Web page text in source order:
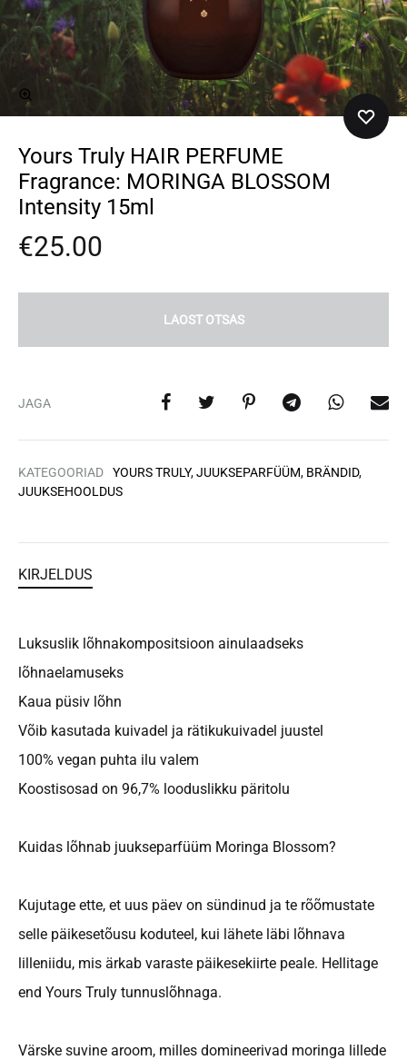
Yours Truly HAIR PERFUME
Fragrance: MORINGA BLOSSOM
Intensity 15ml
€25.00
LAOST OTSAS
JAGA
KATEGOORIAD YOURS TRULY,JUUKSEPARFÜÜM, BRÄNDID,
JUUKSEHOOLDUS
KIRJELDUS
Luksuslik lõhnakompositsioon ainulaadseks
lõhnaelamuseks
Kaua püsiv lõhn
Võib kasutada kuivadel ja rätikukuivadel juustel
100% vegan puhta ilu valem
Koostisosad on 96,7% looduslikku päritolu
Kuidas lõhnab juukseparfüüm Moringa Blossom?
Kujutage ette, et uus päev on sündinud ja te rõõmustate
selle päikesetõusu koduteel, kui lähete läbi lõhnava
lilleniidu, mis ärkab varaste päikesekiirte peale. Hellitage
end Yours Truly tunnuslõhnaga.
Värske suvine aroom, milles domineerivad moringa lillede